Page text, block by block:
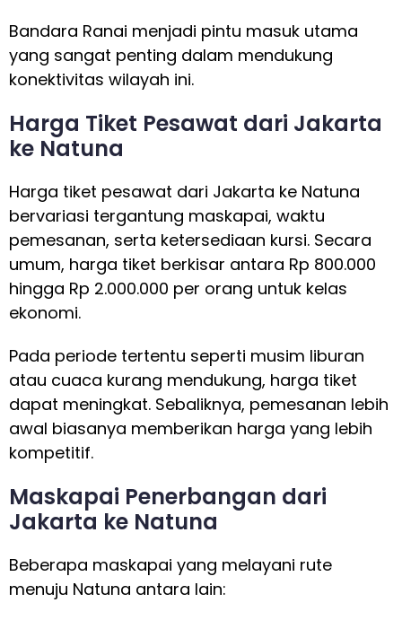
Bandara Ranai menjadi pintu masuk utama
yang sangat penting dalam mendukung
konektivitas wilayah ini.
Harga Tiket Pesawat dari Jakarta
ke Natuna
Harga tiket pesawat dari Jakarta ke Natuna
bervariasi tergantung maskapai, waktu
pemesanan, serta ketersediaan kursi. Secara
umum, harga tiket berkisar antara Rp 800.000
hingga Rp 2.000.000 per orang untuk kelas
ekonomi.
Pada periode tertentu seperti musim liburan
atau cuaca kurang mendukung, harga tiket
dapat meningkat. Sebaliknya, pemesanan lebih
awal biasanya memberikan harga yang lebih
kompetitif.
Maskapai Penerbangan dari
Jakarta ke Natuna
Beberapa maskapai yang melayani rute
menuju Natuna antara lain: